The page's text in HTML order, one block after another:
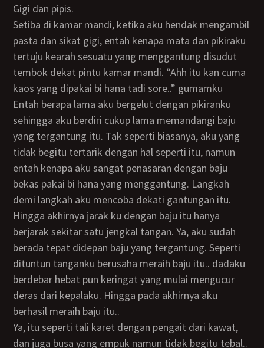
Gigi dan pipis.
Setiba di kamar mandi, ketika aku hendak mengambil
pasta dan sikat gigi, entah kenapa mata dan pikiraku
tertuju kearah sesuatu yang menggantung disudut
tembok dekat pintu kamar mandi. “Ahh itu kan cuma
kaos yang dipakai bi hana tadi sore..” gumamku
Entah berapa lama aku bergelut dengan pikiranku
sehingga aku berdiri cukup lama memandangi baju
yang tergantung itu. Tak seperti biasanya, aku yang
tidak begitu tertarik dengan hal seperti itu, namun
entah kenapa aku sangat penasaran dengan baju
bekas pakai bi hana yang menggantung. Langkah
demi langkah aku mencoba dekati gantungan itu.
Hingga akhirnya jarak ku dengan baju itu hanya
berjarak sekitar satu jengkal tangan. Ya, aku sudah
berada tepat didepan baju yang tergantung. Seperti
dituntun tanganku berusaha meraih baju itu.. dadaku
berdebar hebat pun keringat yang mulai mengucur
deras dari kepalaku. Hingga pada akhirnya aku
berhasil meraih baju itu..
ya, itu seperti tali karet dengan pengait dari kawat,
dan juga busa yang empuk namun tidak begitu tebal..